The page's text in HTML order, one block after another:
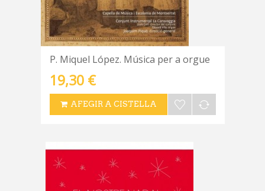
P. Miquel López. Música per a orgue
19,30 €
AFEGIR A CISTELLA